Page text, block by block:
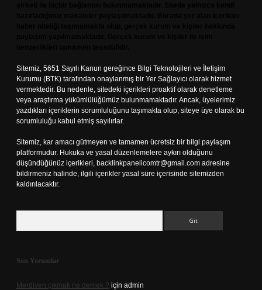
Sitemiz, 5651 Sayılı Kanun gereğince Bilgi Teknolojileri ve İletişim
Kurumu (BTK) tarafından onaylanmış bir Yer Sağlayıcı olarak hizmet
vermektedir. Bu nedenle, sitedeki içerikleri proaktif olarak denetleme
veya araştırma yükümlülüğümüz bulunmamaktadır. Ancak, üyelerimiz
yazdıkları içeriklerin sorumluluğunu taşımakta olup, siteye üye olarak bu
sorumluluğu kabul etmiş sayılırlar.
Sitemiz, kar amacı gütmeyen ve tamamen ücretsiz bir bilgi paylaşım
platformudur. Hukuka ve yasal düzenlemelere aykırı olduğunu
düşündüğünüz içerikleri, backlinkpanelicomtr@gmail.com adresine
bildirmeniz halinde, ilgili içerikler yasal süre içerisinde sitemizden
kaldırılacaktır.
Son Yorumlar
Merdiven çıkmak ne demek ? için admin